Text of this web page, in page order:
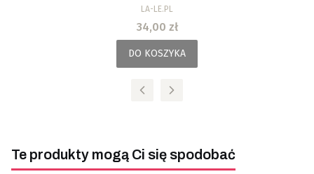
PRODUCENT
LA-LE.PL
Cena
34,00 zł
DO KOSZYKA
Te produkty mogą Ci się spodobać